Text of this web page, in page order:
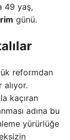
49 yaş,
günü.
reformdan
alıyor.
kaçıran
adına bu
yürürlüğe